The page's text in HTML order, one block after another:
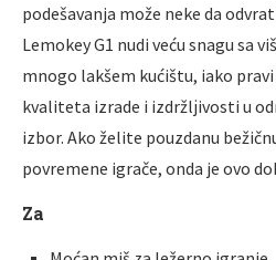
podešavanja može neke da
Lemokey G1 nudi veću snagu sa
mnogo lakšem kućištu, iako
kvaliteta izrade i izdržlјivosti u
izbor. Ako želite pouzdanu
povremene igrače, onda je ovo
Za